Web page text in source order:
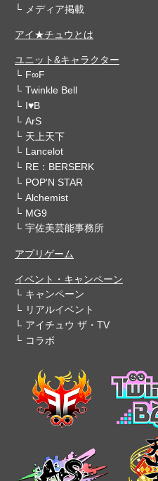
メディア掲載
アイ★チュウとは
ユニット&キャラクター
F∞F
Twinkle Bell
I♥B
ArS
天上天下
Lancelot
RE：BERSERK
POP'N STAR
Alchemist
MG9
宇佐美芸能事務所
アプリゲーム
イベント・キャンペーン
キャンペーン
リアルイベント
アイチュウ ザ・TV
コラボ